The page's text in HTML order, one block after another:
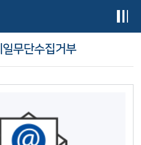
일무단수집거부